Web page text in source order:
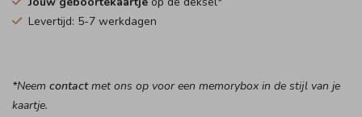
Levertijd: 5-7 werkdagen
*Neem contactmet ons op voor een memorybox in de stijl van je
kaartje.